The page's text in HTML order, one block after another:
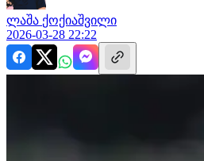
ლაშა ქოქიაშვილი
2026-03-28 22:22